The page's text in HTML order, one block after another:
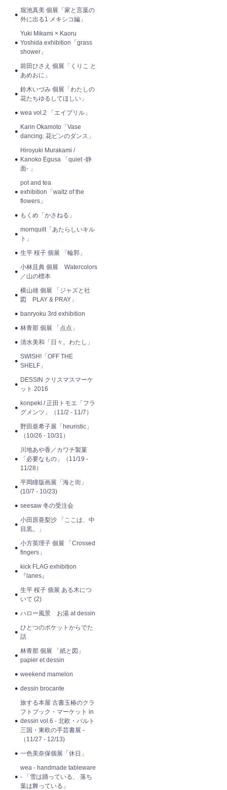
堀池真美 個展「家と言葉の
外に出る1 メキシコ編」
Yuki Mikami × Kaoru
Yoshida exhibition「grass
shower」
前田ひさえ 個展「くりこ と
あめおに」
鈴木いづみ 個展「わたしの
花たちゆるしてほしい」
wea vol.2 「エイプリル」
Karin Okamoto「Vase
dancing. 花ビンのダンス」
Hiroyuki Murakami /
Kanoko Egusa 「quiet -静
面- 」
pot and tea
exhibition「waltz of the
flowers」
もくめ「かさねる」
mornquilt「あたらしいキル
ト」
生平 桜子 個展 「輪郭」
小林且典 個展 Watercolors
／山の標本
横山雄 個展 「ジャズと社
図 PLAY & PRAY」
banryoku 3rd exhibition
林青那 個展 「点点」
清水美和「日々。わたし」
SWISH!「OFF THE
SHELF」
DESSIN クリスマスマーケ
ット 2016
konpeki / 正田トモエ「フラ
グメンツ」（11/2 - 11/7）
野田亜希子展「heuristic」
（10/26 - 10/31）
川地あや香／カワチ製菓
「必要なもの」（11/19 -
11/28）
平岡瞳版画展「海と街」
(10/7 - 10/23)
seesaw 冬の受注会
小田原亜梨沙 「ここは、中
目黒。」
小方英理子 個展 「Crossed
fingers」
kick FLAG exhibition
『lanes』
生平 桜子 個展 ある木につ
いて (2)
ハロー風景 お湯 at dessin
ひとつのポケットからでた
話
林青那 個展 「紙と図」
papier et dessin
weekend mamelon
dessin brocante
旅する本屋 古書玉椿のクラ
フトブック・マーケット in
dessin vol.6 - 北欧・バルト
三国・東欧の手芸書展 -
（11/27 - 12/13)
一色美奈保個展「休日」
wea - handmade tableware
- 「雪は踊っている、 落ち
葉は舞っている」